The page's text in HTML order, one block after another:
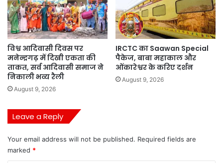
विश्व आदिवासी दिवस पर
मनेन्द्रगढ़ में दिखी एकता की
ताकत, सर्व आदिवासी समाज ने
निकाली भव्य रैली
August 9, 2026
IRCTC का Saawan Special
पैकेज, बाबा महाकाल और
ओंकारेश्वर के करिए दर्शन
August 9, 2026
Leave a Reply
Your email address will not be published. Required fields are
marked *